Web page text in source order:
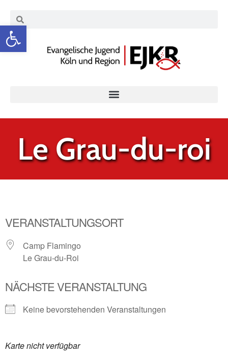
Werkzeugleiste öffnen
Le Grau-du-roi
VERANSTALTUNGSORT
Camp Flamingo
Le Grau-du-Roi
NÄCHSTE VERANSTALTUNG
Keine bevorstehenden Veranstaltungen
Karte nicht verfügbar